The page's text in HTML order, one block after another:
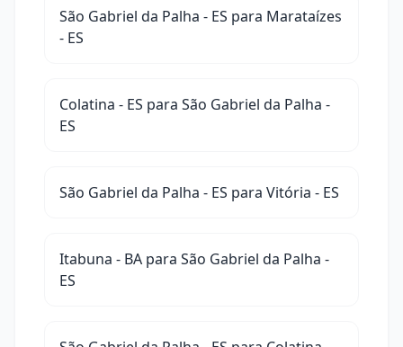
São Gabriel da Palha - ES para Marataízes
- ES
Colatina - ES para São Gabriel da Palha -
ES
São Gabriel da Palha - ES para Vitória - ES
Itabuna - BA para São Gabriel da Palha -
ES